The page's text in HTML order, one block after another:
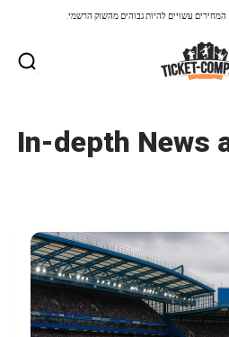
המחירים עשויים להיות גבוהים מהשוק הרשמי.
In-depth News